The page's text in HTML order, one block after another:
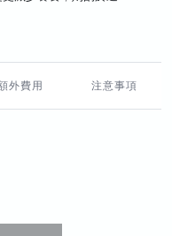
外費用 注意事項